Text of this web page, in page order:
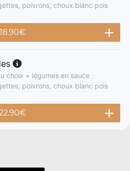
poivrons, choux blanc pois
18.90€
choix + légumes en sauce :
poivrons, choux blanc pois
€